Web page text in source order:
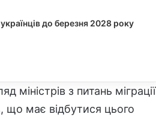
до березня 2028 року
міністрів з питань міграції
що має відбутися цього